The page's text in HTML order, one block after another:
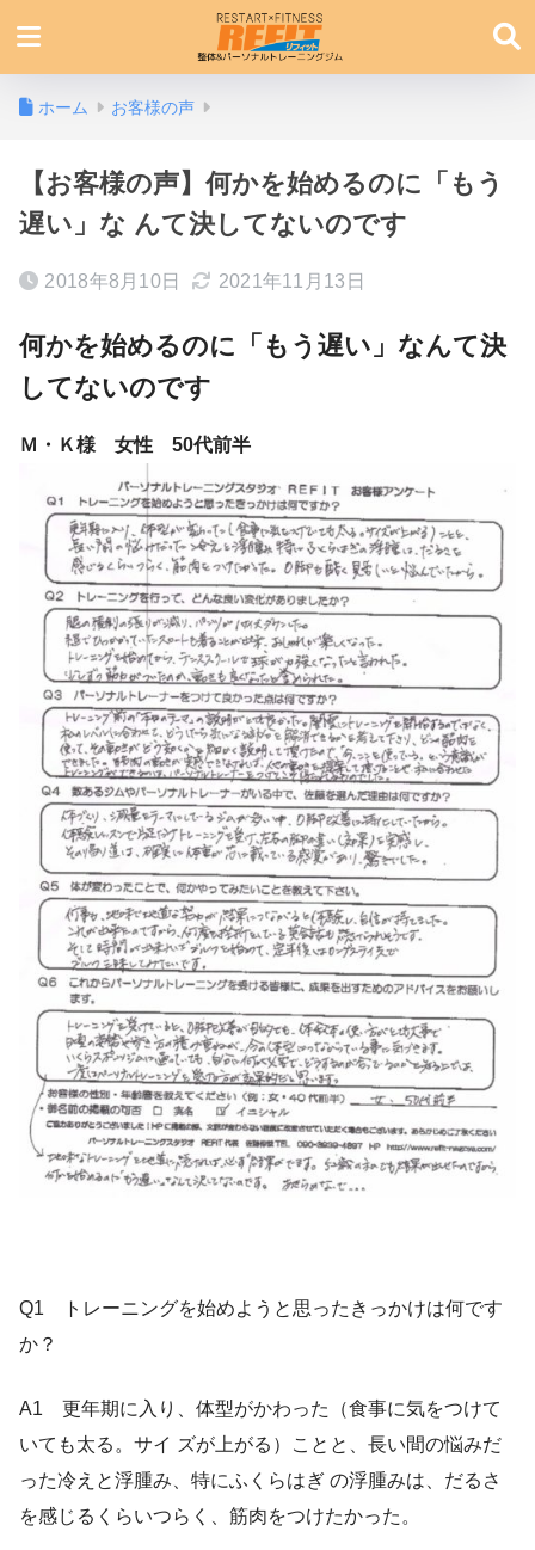
ホーム お客様の声
【お客様の声】何かを始めるのに「もう
遅い」な んて決してないのです
2018年8月10日 2021年11月13日
何かを始めるのに「もう遅い」なんて決
してないのです
Ｍ・Ｋ様 女性 50代前半
Q1 トレーニングを始めようと思ったきっかけは何です
か？
A1 更年期に入り、体型がかわった（食事に気をつけて
いても太る。サイ ズが上がる）ことと、長い間の悩みだ
った冷えと浮腫み、特にふくらはぎ の浮腫みは、だるさ
を感じるくらいつらく、筋肉をつけたかった。